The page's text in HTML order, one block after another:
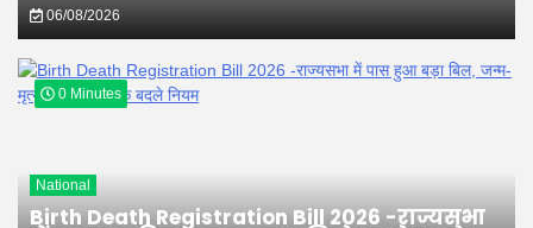
06/08/2026
0 Minutes
National
Birth Death Registration Bill 2026 -राज्यसभा